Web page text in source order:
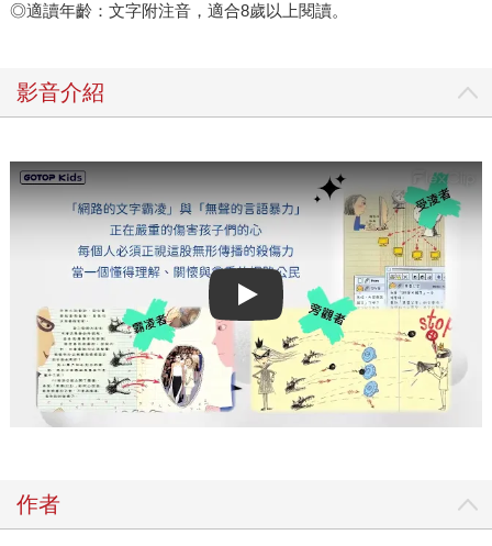
◎適讀年齡：文字附注音，適合8歲以上閱讀。
影音介紹
Play video
作者